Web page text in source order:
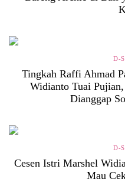
D-
Tingkah Raffi Ahmad
Widianto Tuai
Dianggap
D-
Cesen Istri Marshel
Mau